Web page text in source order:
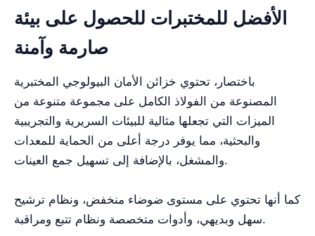
الأفضل للمختبرات للحصول على بيئة
صارمة وآمنة
باختصار، تحتوي خزائن الأمان البيولوجي المختبرية
المصنوعة من الفولاذ الكامل على مجموعة متنوعة من
الميزات التي تجعلها مثالية للبيئات السريرية والتجريبية
والبحثية، مما يوفر درجة أعلى من الحماية للمعدات
والمشغل، بالإضافة إلى تسهيل جمع العينات.
كما أنها تحتوي على مستوى ضوضاء منخفض، ونظام ترشيح
سهل وبديهي، وأدوات متخصصة ونظام تتبع ومراقبة.